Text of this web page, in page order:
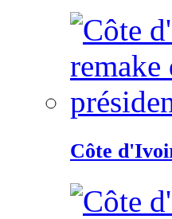
Côte